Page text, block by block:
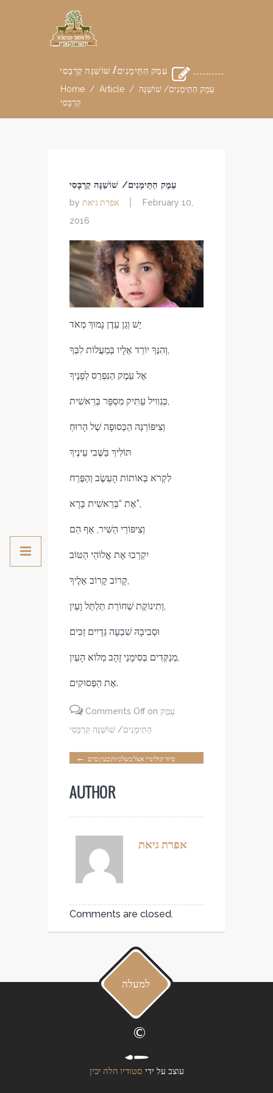
עֵמֶק הַתֵּימָנִים/ שׁוֹשַׁנָּה קַרְבָּסִי
Home / Article / עֵמֶק הַתֵּימָנִים/ שׁוֹשַׁנָּה
קַרְבָּסִי
עֵמֶק הַתֵּימָנִים/ שׁוֹשַׁנָּה קַרְבָּסִי
by אפרת גיאת
February 10,
2016
יֵשׁ וְגַן עֵדֶן נָמוּךְ מְאֹד
וְהִנְּךָ יוֹרֵד אֵלָיו בְּמַעֲלוֹת לִבְּךָ,
אֶל עֵמֶק הַנִּפְרַס לְפָנֶיךָ
כְּגְוִויל עַתִּיק מִסְפָּר בְּרֵאשִׁית,
וְצִיפּוֹרְנַּה הַכְּסוּפָה שַׁל הָרוּחַ
תּוֹלִיךְ בַּשֶּׁבִי עֵינֶיךָ
לִקְרֹא בְּאוֹתוֹת הָעֵשֶׂב וְהַפֶּרַח
אֶת “בְּרֵאשִׁית בָּרָא”,
וְצִיפּוֹרֵי הַשִּׁיר, אַף הֵם
יִקְרְבוּ אֶת אֱלוֹהֵי הַטּוֹב
קָרוֹב קָרוֹב אֵלֶיךָ,
וְתִינוֹקֶת שְׁחוֹרַת תַּלְתַּל וָעַיִן,
וּסְבִיבָהּ שִׁבְעָה גְּדָיִים זַכִּים
מְנַקְּדִים בְּסִימָנֵי זָהָב מְלוֹא הָעַיִן,
אֶת הַפְּסוּקִים.
Comments Offon עֵמֶק
הַתֵּימָנִים/ שׁוֹשַׁנָּה קַרְבָּסִי
← סיור קולינרי אצל בשלניות בעין כרם
AUTHOR
אפרת גיאת
Comments are closed.
למעלה
©
עוצב על ידי סטודיו הלה יכין